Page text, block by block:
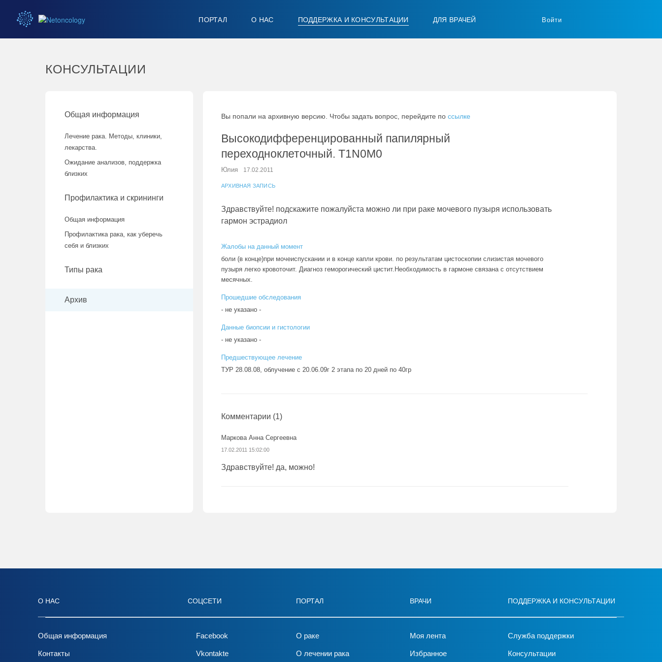
ПОРТАЛ О НАС ПОДДЕРЖКА И КОНСУЛЬТАЦИИ ДЛЯ ВРАЧЕЙ Войти
КОНСУЛЬТАЦИИ
Общая информация
Лечение рака. Методы, клиники,
лекарства.
Ожидание анализов, поддержка
близких
Профилактика и скрининги
Общая информация
Профилактика рака, как уберечь
себя и близких
Типы рака
Архив
Вы попали на архивную версию. Чтобы задать вопрос, перейдите по ссылке
Высокодифференцированный папилярный
переходноклеточный. Т1N0M0
Юлия 17.02.2011
АРХИВНАЯ ЗАПИСЬ
Здравствуйте! подскажите пожалуйста можно ли при раке мочевого пузыря использовать
гармон эстрадиол
Жалобы на данный момент
боли (в конце)при мочеиспускании и в конце капли крови. по результатам цистоскопии слизистая мочевого
пузыря легко кровоточит. Диагноз геморогический цистит.Необходимость в гармоне связана с отсутствием
месячных.
Прошедшие обследования
- не указано -
Данные биопсии и гистологии
- не указано -
Предшествующее лечение
ТУР 28.08.08, облучение с 20.06.09г 2 этапа по 20 дней по 40гр
Комментарии (1)
Маркова Анна Сергеевна
17.02.2011 15:02:00
Здравствуйте! да, можно!
О НАС
Общая информация
Контакты
СОЦСЕТИ
Facebook
Vkontakte
ПОРТАЛ
О раке
О лечении рака
ВРАЧИ
Моя лента
Избранное
ПОДДЕРЖКА И КОНСУЛЬТАЦИИ
Служба поддержки
Консультации